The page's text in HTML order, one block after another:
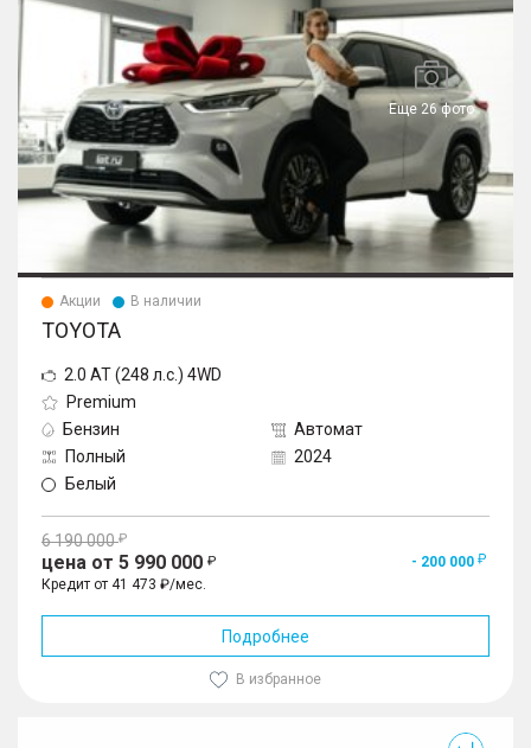
Еще 26 фото
Акции В наличии
TOYOTA
2.0 AT (248 л.с.) 4WD
Premium
Бензин
Автомат
Полный
2024
Белый
6 190 000
цена от 5 990 000
- 200 000
Кредит от 41 473 ₽/мес.
Подробнее
В избранное